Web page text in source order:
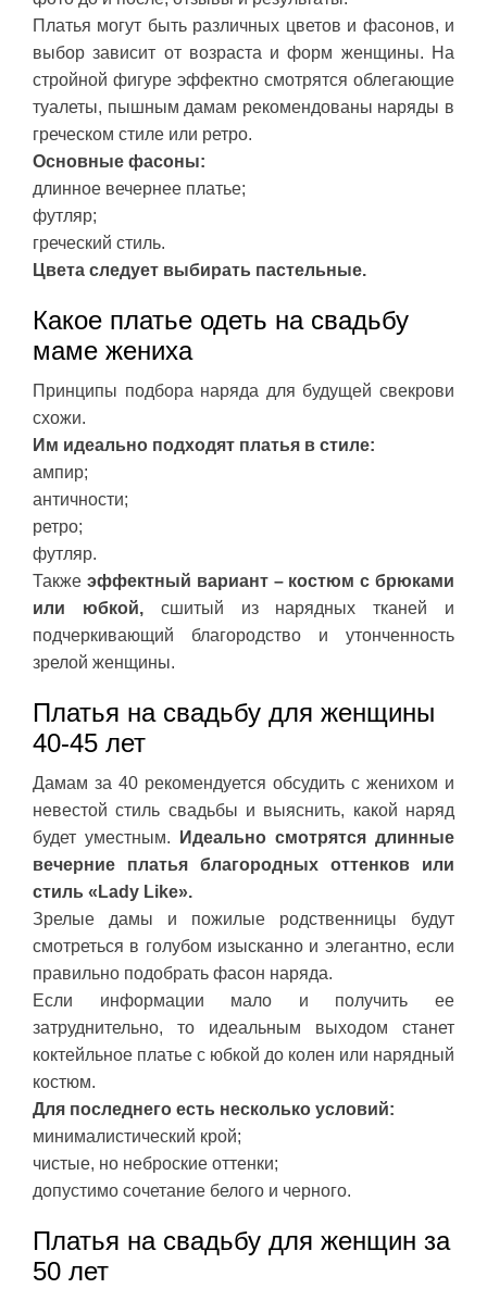
Платья могут быть различных цветов и фасонов, и
выбор зависит от возраста и форм женщины. На
стройной фигуре эффектно смотрятся облегающие
туалеты, пышным дамам рекомендованы наряды в
греческом стиле или ретро.
Основные фасоны:
длинное вечернее платье;
футляр;
греческий стиль.
Цвета следует выбирать пастельные.
Какое платье одеть на свадьбу
маме жениха
Принципы подбора наряда для будущей свекрови
схожи.
Им идеально подходят платья в стиле:
ампир;
античности;
ретро;
футляр.
Также эффектный вариант – костюм с брюками
или юбкой,сшитый из нарядных тканей и
подчеркивающий благородство и утонченность
зрелой женщины.
Платья на свадьбу для женщины
40-45 лет
Дамам за 40 рекомендуется обсудить с женихом и
невестой стиль свадьбы и выяснить, какой наряд
будет уместным.
Идеально смотрятся длинные
вечерние платья благородных оттенков или
стиль «Lady Like».
Зрелые дамы и пожилые родственницы будут
смотреться в голубом изысканно и элегантно, если
правильно подобрать фасон наряда.
Если информации мало и получить ее
затруднительно, то идеальным выходом станет
коктейльное платье с юбкой до колен или нарядный
костюм.
Для последнего есть несколько условий:
минималистический крой;
чистые, но неброские оттенки;
допустимо сочетание белого и черного.
Платья на свадьбу для женщин за
50 лет